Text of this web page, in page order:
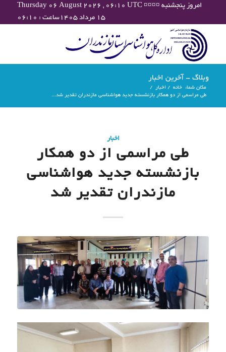
Thursday 06 August 2026 , 06:10 UTC ¤¤¤¤ امروز پنجشنبه
۱۵ مرداد ۱۴۰۵ساعت : ۰۶:۱۰
وبلاگ - آخرین اخبار
مکان شما: خانه / اخبار
/
طی مراسمی از دو همکار بازنشسته جدید هواشناسی مازندران تقدیر شد...
اخبار
طی مراسمی از دو همکار
بازنشسته جدید هواشناسی
مازندران تقدیر شد